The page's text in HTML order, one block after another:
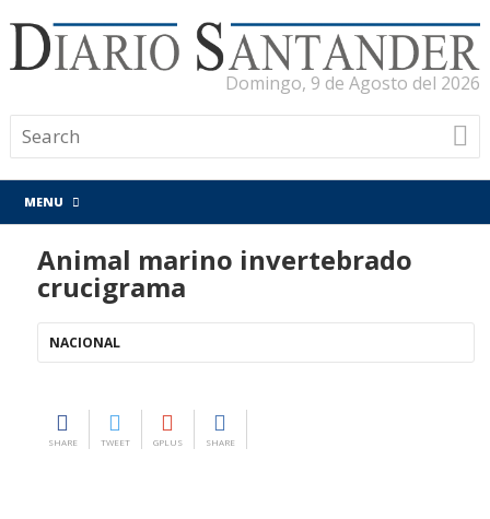
Domingo, 9 de Agosto del 2026
MENU
Animal marino invertebrado
crucigrama
NACIONAL
SHARE TWEET GPLUS SHARE